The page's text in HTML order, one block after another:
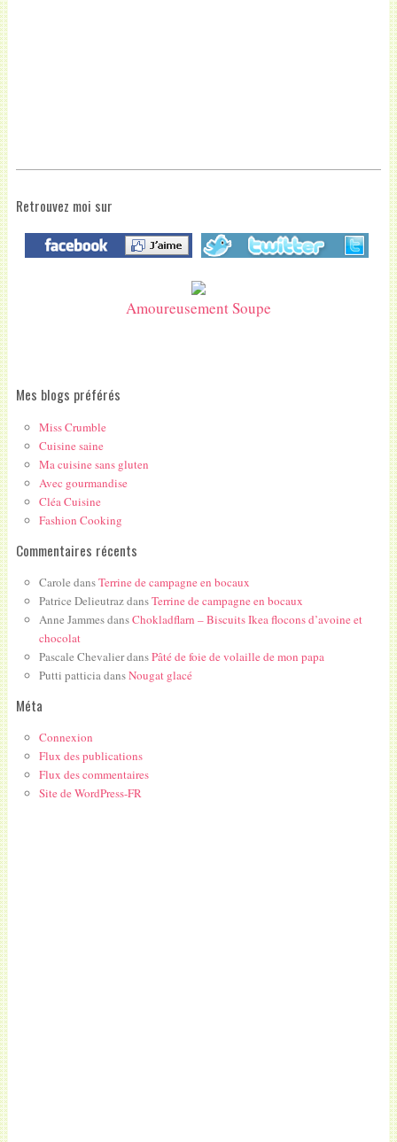
Retrouvez moi sur
Amoureusement Soupe
Mes blogs préférés
Miss Crumble
Cuisine saine
Ma cuisine sans gluten
Avec gourmandise
Cléa Cuisine
Fashion Cooking
Commentaires récents
Carole dansTerrine de campagne en bocaux
Patrice DelieutrazdansTerrine de campagne en bocaux
Anne JammesdansChokladflarn – Biscuits Ikea flocons d’avoine et
chocolat
Pascale ChevalierdansPâté de foie de volaille de mon papa
Putti patticiadansNougat glacé
Méta
Connexion
Flux des publications
Flux des commentaires
Site de WordPress-FR